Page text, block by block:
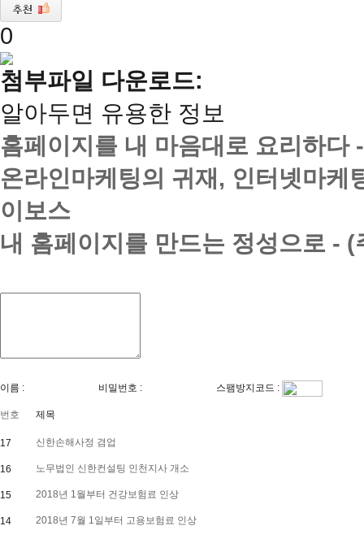
0
첨부파일 다운로드:
알아두면 유용한 정보
홈페이지를 내 마음대로 요리하다
온라인마케팅의 귀재, 인터넷마케
이보스
내 홈페이지를 만드는 정성으로 -
이름 : 비밀번호 : 스팸방지코드 :
번호 제목
17 신한손해사정 겸업
16 노무법인 신한컨설팅 인천지사 개소
15 2018년 1월부터 건강보험료 인상
14 2018년 7월 1일부터 고용보험료 인상